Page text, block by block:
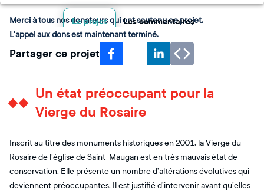
Le projet Les commentaires
Merci à tous nos donateurs qui ont soutenu ce projet.
L'appel aux dons est maintenant terminé.
Partager ce projet
Un état préoccupant pour la
Vierge du Rosaire
Inscrit au titre des monuments historiques en 2001, la Vierge du
Rosaire de l’église de Saint-Maugan est en très mauvais état de
conservation. Elle présente un nombre d’altérations évolutives qui
deviennent préoccupantes. Il est justifié d’intervenir avant qu’elles